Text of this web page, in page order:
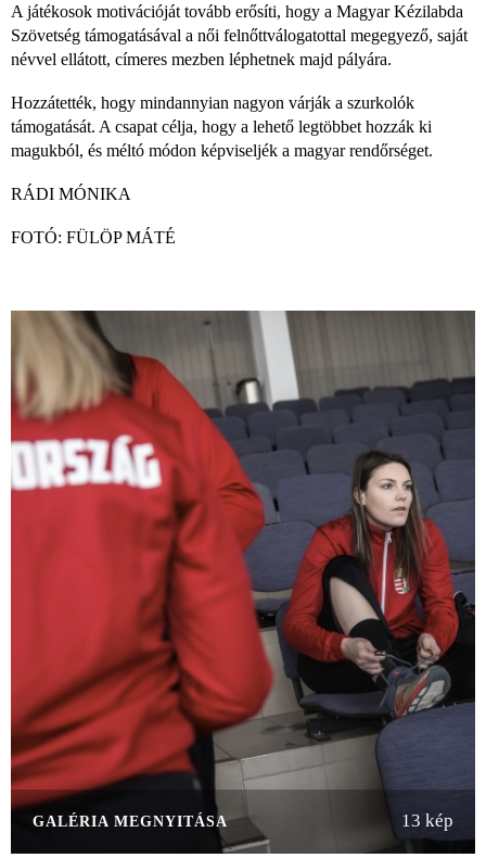
A játékosok motivációját tovább erősíti, hogy a Magyar Kézilabda
Szövetség támogatásával a női felnőttválogatottal megegyező, saját
névvel ellátott, címeres mezben léphetnek majd pályára.
Hozzátették, hogy mindannyian nagyon várják a szurkolók
támogatását. A csapat célja, hogy a lehető legtöbbet hozzák ki
magukból, és méltó módon képviseljék a magyar rendőrséget.
RÁDI MÓNIKA
FOTÓ: FÜLÖP MÁTÉ
13 kép
GALÉRIA MEGNYITÁSA